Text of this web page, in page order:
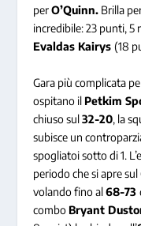
perO’Quinn. Brilla
incredibile: 23 punti, 5
Evaldas Kairys(18
Gara più complicata
ospitano il Petkim
chiuso sul32-20, la
subisce un
spogliatoi sotto di 1.
periodo che si apre sul
volando fino al68-73
combo Bryant